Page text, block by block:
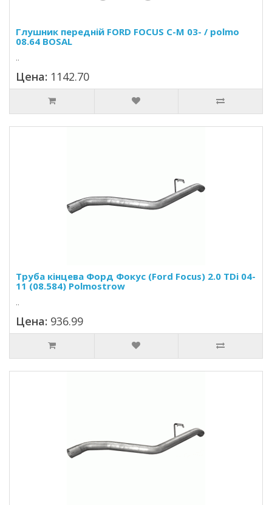
Глушник передній FORD FOCUS C-M 03- / polmo
08.64 BOSAL
..
Цена: 1142.70
Труба кінцева Форд Фокус (Ford Focus) 2.0 TDi 04-
11 (08.584) Polmostrow
..
Цена: 936.99